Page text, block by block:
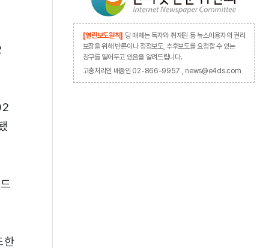
한
[열린보도원칙] 당 매체는 독자와 취재원 등 뉴스이용자의 권리
보장을 위해 반론이나 정정보도, 추후보도를 요청할 수 있는
창구를 열어두고 있음을 알려드립니다.
고충처리인 배종인 02-866-9957 , news@e4ds.com